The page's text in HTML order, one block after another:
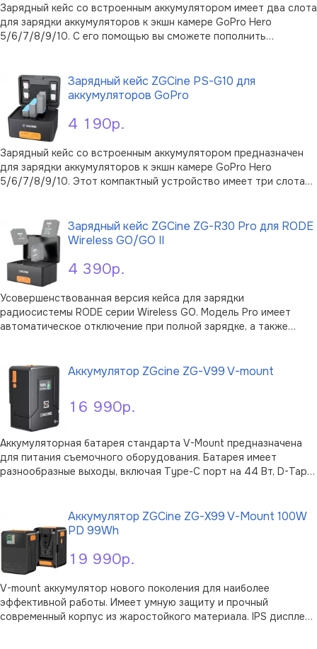
Зарядный кейс со встроенным аккумулятором имеет два слота
для зарядки аккумуляторов к экшн камере GoPro Hero
5/6/7/8/9/10. С его помощью вы сможете пополнить
зарядки Power Deliver …
4 190р.
Зарядный кейс ZGCine PS-G10 для
аккумуляторов GoPro
Зарядный кейс со встроенным аккумулятором предназначен
для зарядки аккумуляторов к экшн камере GoPro Hero
5/6/7/8/9/10. Этот компактный устройство имеет три слота
аккумулятор. PS-G10 поддержи …
4 390р.
Зарядный кейс ZGCine ZG-R30 Pro для RODE
Wireless GO/GO II
Усовершенствованная версия кейса для зарядки
радиосистемы RODE серии Wireless GO. Модель Pro имеет
автоматическое отключение при полной зарядке, а также
Встроенная интеллектуальная защ …
16 990р.
Аккумулятор ZGcine ZG-V99 V-mount
Аккумуляторная батарея стандарта V-Mount предназначена
для питания съемочного оборудования. Батарея имеет
разнообразные выходы, включая Type-C порт на 44 Вт, D-Tap
19 990р.
Аккумулятор ZGCine ZG-X99 V-Mount 100W
PD 99Wh
V-mount аккумулятор нового поколения для наиболее
эффективной работы. Имеет умную защиту и прочный
современный корпус из жаростойкого материала. IPS дисплей